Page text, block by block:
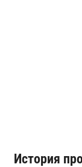
История